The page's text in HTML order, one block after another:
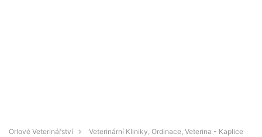
Orlové Veterinářství
Veterinární Kliniky, Ordinace, Veterina - Kaplice